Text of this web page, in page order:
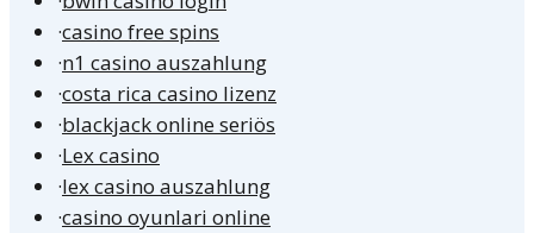
·casino free spins
·n1 casino auszahlung
·costa rica casino lizenz
·blackjack online seriös
·Lex casino
·lex casino auszahlung
·casino oyunlari online